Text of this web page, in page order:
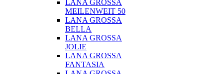
LANA GROSSA
MEILENWEIT 50
LANA GROSSA
BELLA
LANA GROSSA
JOLIE
LANA GROSSA
FANTASIA